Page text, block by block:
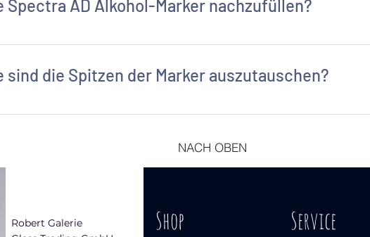
Spectra AD Alkohol-Marker nachzufüllen?
bis zu 10 Mal befüllbar. Wir bieten dazu eine Refillertube an.
sind die Spitzen der Marker auszutauschen?
Häufigkeit ist schnell zu beantworten: So oft wie Sie wünschen.
NACH OBEN
Robert Galerie
Shop Service